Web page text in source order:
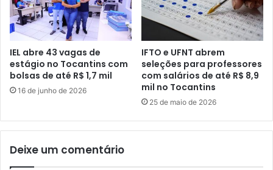
IEL abre 43 vagas de
estágio no Tocantins com
bolsas de até R$ 1,7 mil
16 de junho de 2026
IFTO e UFNT abrem
seleções para professores
com salários de até R$ 8,9
mil no Tocantins
25 de maio de 2026
Deixe um comentário